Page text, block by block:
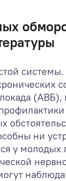
ни
у молодых